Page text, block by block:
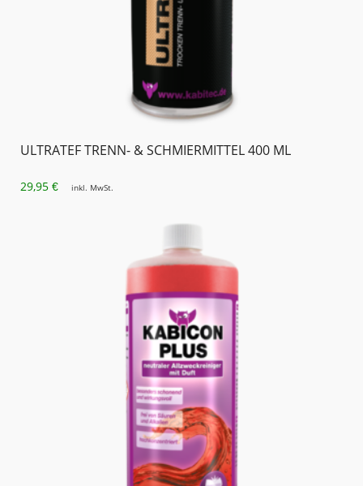
ULTRATEF TRENN- & SCHMIERMITTEL 400 ML
29,95 € inkl. MwSt.